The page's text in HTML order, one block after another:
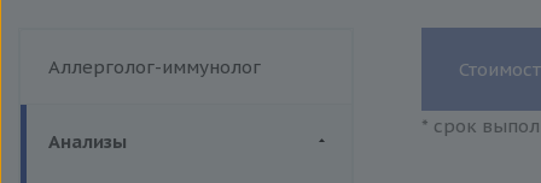
Аллерголог-иммунолог
Анализы
* срок